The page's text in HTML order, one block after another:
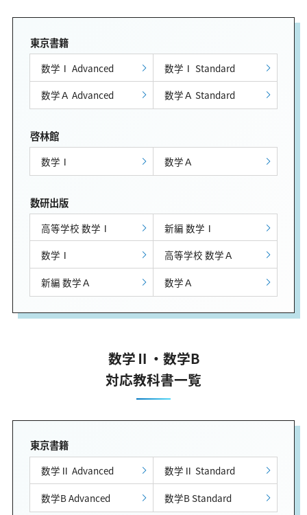
東京書籍
数学Ⅰ Advanced
数学Ⅰ Standard
数学Ａ Advanced
数学Ａ Standard
啓林館
数学Ⅰ 数学Ａ
数研出版
高等学校 数学Ⅰ
新編 数学Ⅰ
数学Ⅰ
高等学校 数学Ａ
新編 数学Ａ
数学Ａ
数学Ⅱ・数学B
対応教科書一覧
東京書籍
数学Ⅱ Advanced
数学Ⅱ Standard
数学B Advanced
数学B Standard